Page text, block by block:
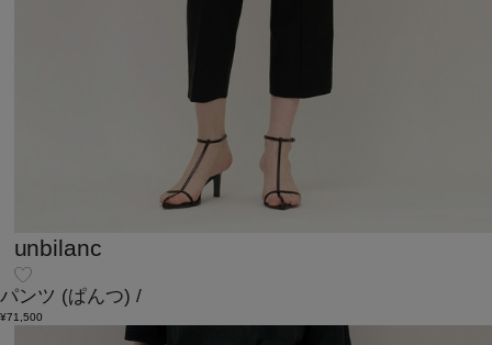
unbilanc
パンツ (ぱんつ) /
¥71,500